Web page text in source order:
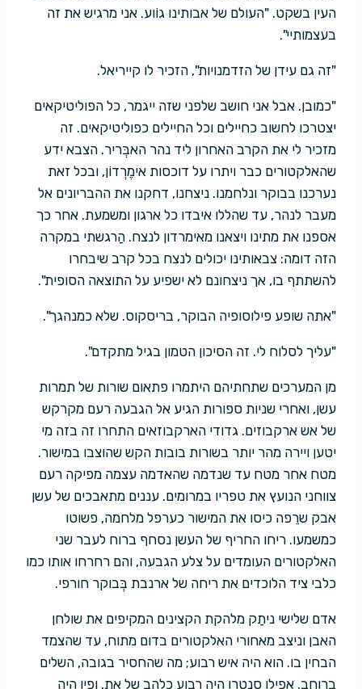
העין בשקט. "העולם של אבותינו גוֹוע. אני מרגיש את זה
בעצמותיי".
"זה גם עידן של הזדמנויות", הזכיר לו קייריאל.
"כמובן. אבל אני חושב שלפני שזה ייגמר, כל הפוליטיקאים
יצטרכו לחשוב כחיילים וכל החיילים כפוליטיקאים. זה
מזכיר לי את הקרב האחרון ליד נהר האבְּריר. הצבא ידע
שהאלקטורים כבר ויתרו על דוכסות אימֶרְדוֹן, ובכל זאת
נערכנו בבוקר ונלחמנו. ניצחנו, דחקנו את ההבריונים אל
מעבר לנהר, עד שהללו איבדו כל ארגון ומשמעת. אחר כך
אספנו את מתינו ויצאנו מאימרדון לנצח. הַרגשתי במקרה
הזה דומה: צבאותינו יכולים לנצח בכל קרב שיבחרו
להשתתף בו, אך ניצחונם לא ישפיע על התוצאה הסופית".
"אתה שופע פילוסופיה הבוקר, בריסקוס. שלא כמנהגך".
"עליך לסלוח לי. זה הסיכון הטמון בגיל מתקדם".
מן המערכים שתחתיהם היתמרו פתאום שורות של תמרות
עשן, ואחרי שניות ספורות הגיע אל הגבעה רעם מקרקש
של אש ארקבוזים. גדודי הארקבוזאים התחרו זה בזה מי
יטען ויירה מהר יותר בשורות בובות הקש שהוצבו במישור.
מטח אחר מטח עד שנדמה שהאדמה עצמה מפיקה רעם
צווחני הנועץ את טפריו במרומים. עננים מתאבכים של עשן
אבק שרֵפה כיסו את המישור כערפל מלחמה, פשוטו
כמשמעו. ריחו החריף של העשן נסחף ברוח לעבר שני
האלקטורים העומדים על צלע הגבעה, והם רחרחו אותו כמו
כלבי ציד הלוכדים את ריחה של ארנבת בְּבוקר חורפי.
אדם שלישי ניתַק מלהקת הקצינים המקיפים את שולחן
האבן וניצב מאחורי האלקטורים בדום מתוח, עד שהצמד
הבחין בו. הוא היה איש רבוע; מה שהחסיר בגובה, השלים
ברוחב. אפילו סנטרו היה רבוע כלהב של אֵת, ופיו היה